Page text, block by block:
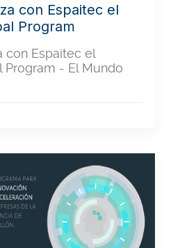
con Espaitec el
Program
con Espaitec el
Program - El Mundo